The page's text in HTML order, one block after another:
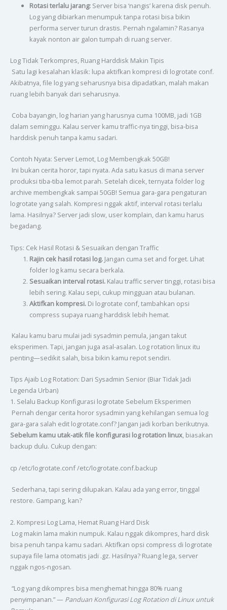
Rotasi terlalu jarang:Server bisa ‘nangis’ karena disk penuh.
Log yang dibiarkan menumpuk tanpa rotasi bisa bikin
performa server turun drastis. Pernah ngalamin? Rasanya
kayak nonton air galon tumpah di ruang server.
Log Tidak Terkompres, Ruang Harddisk Makin Tipis
Satu lagi kesalahan klasik: lupa aktifkan kompresi di logrotate conf.
Akibatnya, file log yang seharusnya bisa dipadatkan, malah makan
ruang lebih banyak dari seharusnya.
Coba bayangin, log harian yang harusnya cuma 100MB, jadi 1GB
dalam seminggu. Kalau server kamu traffic-nya tinggi, bisa-bisa
harddisk penuh tanpa kamu sadari.
Contoh Nyata: Server Lemot, Log Membengkak 50GB!
Ini bukan cerita horor, tapi nyata. Ada satu kasus di mana server
produksi tiba-tiba lemot parah. Setelah dicek, ternyata folder log
archive membengkak sampai 50GB! Semua gara-gara pengaturan
logrotate yang salah. Kompresi nggak aktif, interval rotasi terlalu
lama. Hasilnya? Server jadi slow, user komplain, dan kamu harus
begadang.
Tips: Cek Hasil Rotasi & Sesuaikan dengan Traffic
Rajin cek hasil rotasi log.Jangan cuma set and forget. Lihat
folder log kamu secara berkala.
Sesuaikan interval rotasi.Kalau traffic server tinggi, rotasi bisa
lebih sering. Kalau sepi, cukup mingguan atau bulanan.
Aktifkan kompresi.Di logrotate conf, tambahkan opsi
compress supaya ruang harddisk lebih hemat.
Kalau kamu baru mulai jadi sysadmin pemula, jangan takut
eksperimen. Tapi, jangan juga asal-asalan. Log rotation linux itu
penting—sedikit salah, bisa bikin kamu repot sendiri.
Tips Ajaib Log Rotation: Dari Sysadmin Senior (Biar Tidak Jadi
Legenda Urban)
1. Selalu Backup Konfigurasi logrotate Sebelum Eksperimen
Pernah dengar cerita horor sysadmin yang kehilangan semua log
gara-gara salah edit logrotate.conf? Jangan jadi korban berikutnya.
Sebelum kamu utak-atik file konfigurasi log rotation linux, biasakan
backup dulu. Cukup dengan:
cp /etc/logrotate.conf /etc/logrotate.conf.backup
Sederhana, tapi sering dilupakan. Kalau ada yang error, tinggal
restore. Gampang, kan?
2. Kompresi Log Lama, Hemat Ruang Hard Disk
Log makin lama makin numpuk. Kalau nggak dikompres, hard disk
bisa penuh tanpa kamu sadari. Aktifkan opsi compress di logrotate
supaya file lama otomatis jadi .gz. Hasilnya? Ruang lega, server
nggak ngos-ngosan.
“Log yang dikompres bisa menghemat hingga 80% ruang
penyimpanan.” — Panduan Konfigurasi Log Rotation di Linux untuk